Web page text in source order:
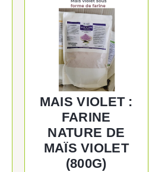
MAIS VIOLET :
FARINE
NATURE DE
MAÏS VIOLET
(800G)